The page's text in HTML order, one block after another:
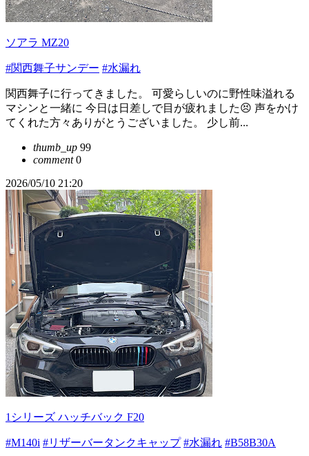
ソアラ MZ20
#関西舞子サンデー #水漏れ
関西舞子に行ってきました。 可愛らしいのに野性味溢れる
マシンと一緒に 今日は日差しで目が疲れました😣 声をかけ
てくれた方々ありがとうございました。 少し前...
thumb_up 99
comment0
2026/05/10 21:20
1シリーズ ハッチバック F20
#M140i #リザーバータンクキャップ #水漏れ #B58B30A